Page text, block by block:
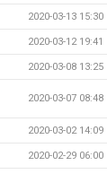
2020-03-13 15:30
2020-03-12 19:41
2020-03-08 13:25
2020-03-07 08:48
2020-03-02 14:09
2020-02-29 06:00